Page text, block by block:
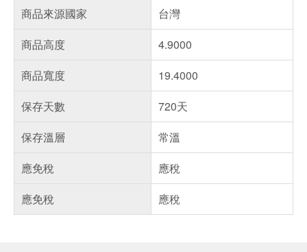
商品來源國家
台灣
商品高度
4.9000
商品寬度
19.4000
保存天數
720天
保存溫層
常溫
應免稅
應稅
應免稅
應稅